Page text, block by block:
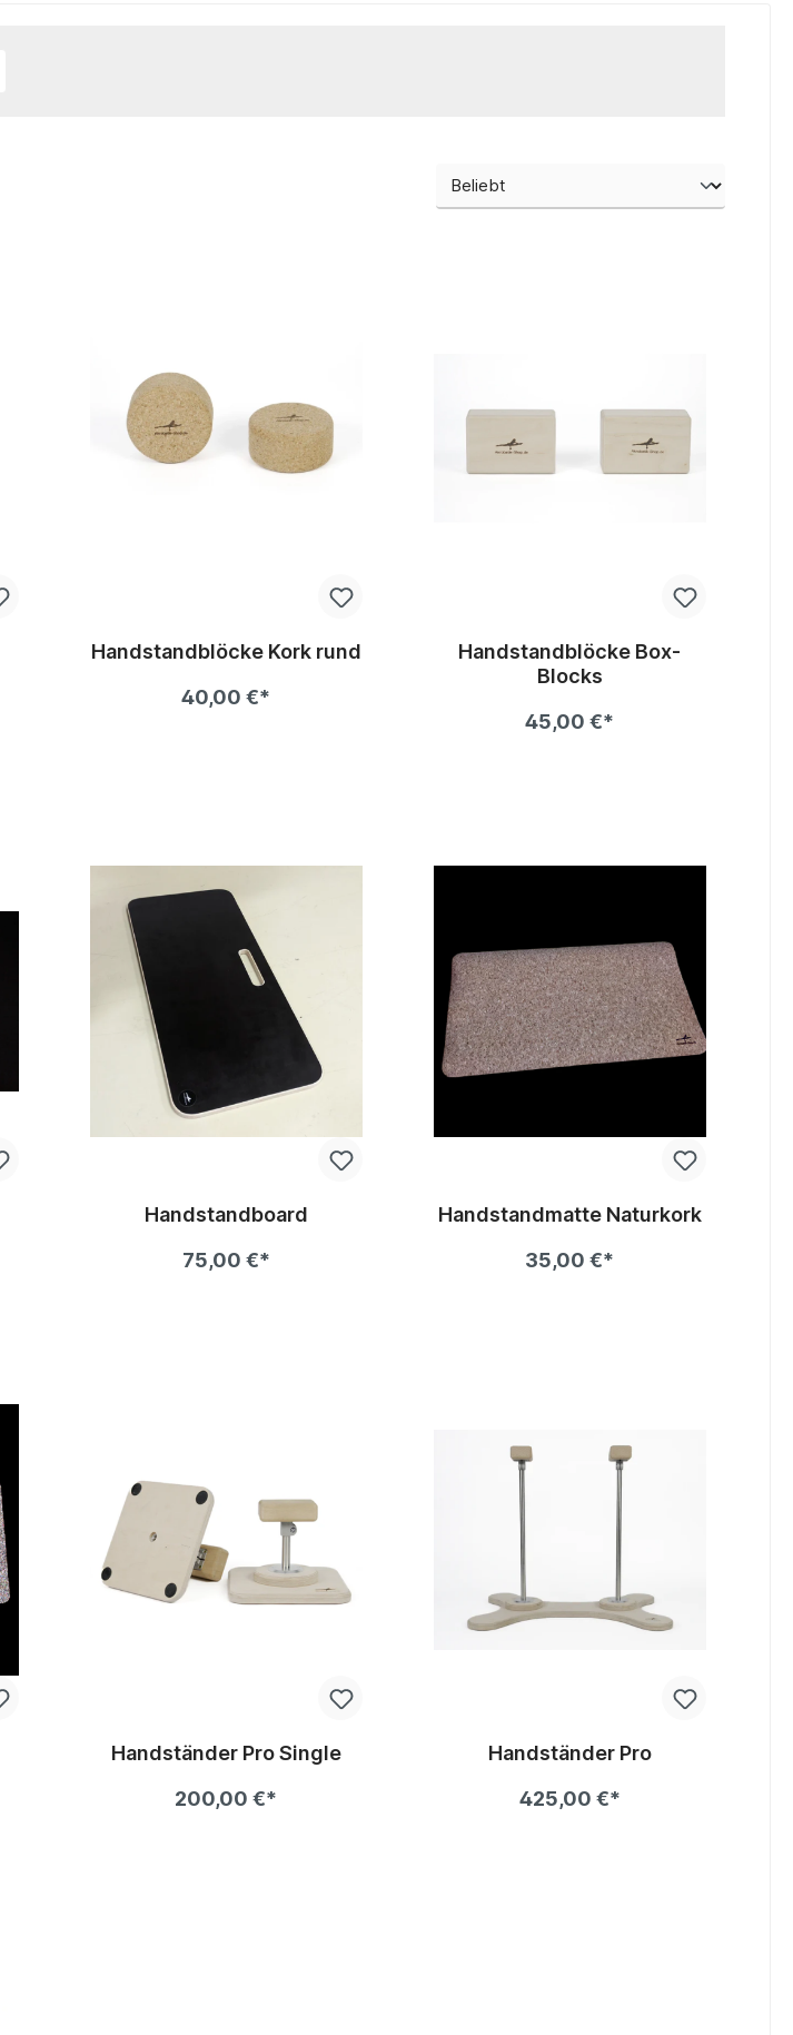
Handstandblöcke Kork rund
40,00 €*
Handstandblöcke Box-
Blocks
45,00 €*
Handstandboard
75,00 €*
Handstandmatte Naturkork
35,00 €*
Handständer Pro Single
200,00 €*
Handständer Pro
425,00 €*